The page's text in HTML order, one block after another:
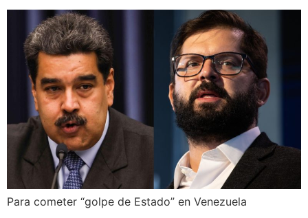
Para cometer “golpe de Estado” en Venezuela